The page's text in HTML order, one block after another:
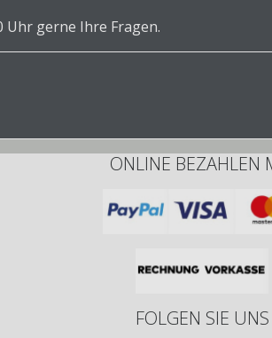
Uhr gerne Ihre Fragen.
ONLINE BEZAHLEN
FOLGEN SIE UNS